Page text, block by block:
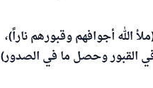
الله أجوافهم وقبورهم ناراً)،
في القبور وحصل ما في الصدور)